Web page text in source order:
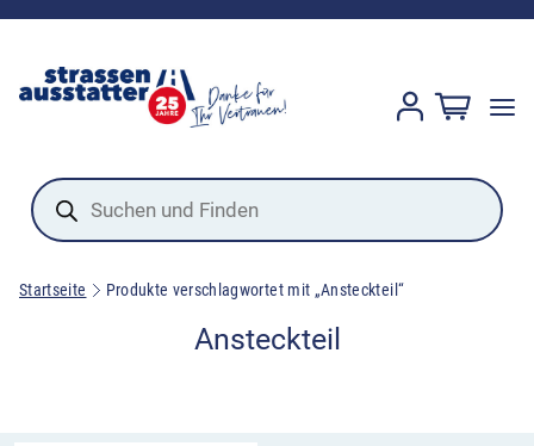
Products
search
Startseite Produkte verschlagwortet mit „Ansteckteil“
Ansteckteil